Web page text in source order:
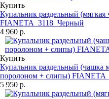
Купить
Купальник раздельный
FIANETA_3118_Черный
4 960 р.
Купить
Купальник раздельный (чашка
поролоном + слипы)
5 950 р.